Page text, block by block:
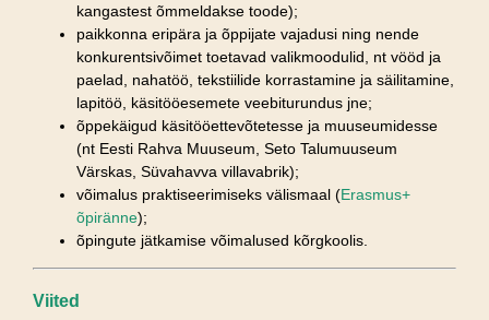
kangastest õmmeldakse toode);
paikkonna eripära ja õppijate vajadusi ning nende
konkurentsivõimet toetavad valikmoodulid, nt vööd ja
paelad, nahatöö, tekstiilide korrastamine ja säilitamine,
lapitöö, käsitööesemete veebiturundus jne;
õppekäigud käsitööettevõtetesse ja muuseumidesse
(nt Eesti Rahva Muuseum, Seto Talumuuseum
Värskas, Süvahavva villavabrik);
võimalus praktiseerimiseks välismaal (Erasmus+
õpiränne);
õpingute jätkamise võimalused kõrgkoolis.
Viited